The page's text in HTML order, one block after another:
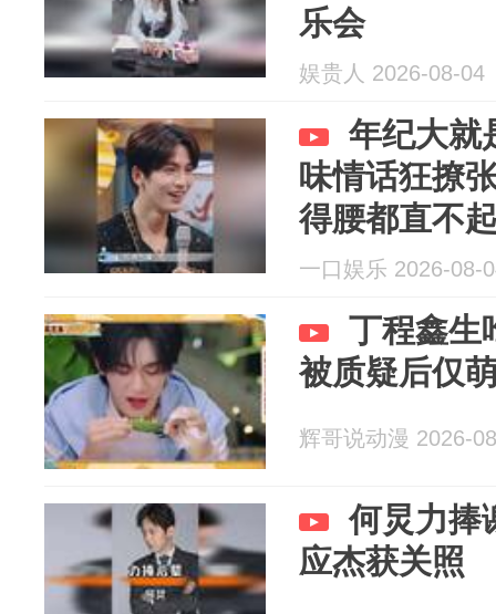
乐会
娱贵人 2026-08-04
年纪大就
味情话狂撩
得腰都直不
一口娱乐 2026-08-
丁程鑫生
被质疑后仅
辉哥说动漫 2026-
何炅力捧
应杰获关照